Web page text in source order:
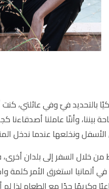
بالتحديد فيّ وفي عائلتي، كنت
وأننّا عاملنا أصدقاءنا
الأسفل ونخلعها عندما ندخل
السفر إلى بلدان أخرى،
ألمانيا استغرق الأمر كلمة